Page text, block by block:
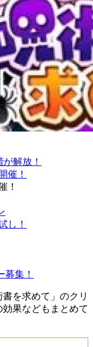
解放！
催！
！
し！
集！
を求めて」のクリ
果などもまとめて